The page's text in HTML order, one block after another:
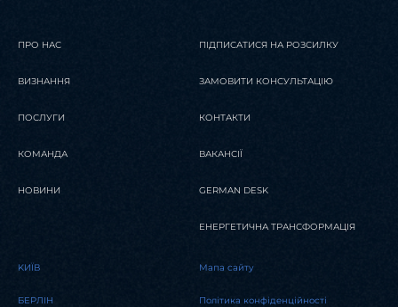
ПРО НАС
ВИЗНАННЯ
ПОСЛУГИ
КОМАНДА
НОВИНИ
ПІДПИСАТИСЯ НА РОЗСИЛКУ
ЗАМОВИТИ КОНСУЛЬТАЦІЮ
КОНТАКТИ
ВАКАНСІЇ
GERMAN DESK
ЕНЕРГЕТИЧНА ТРАНСФОРМАЦІЯ
KИЇВ
БЕРЛІН
Мапа сайту
Політика конфіденційності